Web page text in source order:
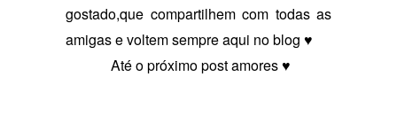
gostado,que compartilhem com todas as
amigas e voltem sempre aqui no blog ♥
Até o próximo post amores ♥